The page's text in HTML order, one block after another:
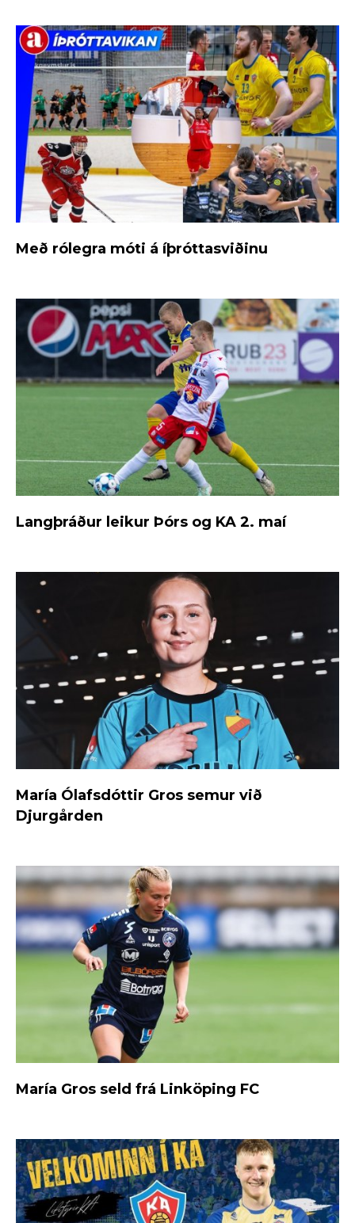
Með rólegra móti á íþróttasviðinu
Langþráður leikur Þórs og KA 2. maí
María Ólafsdóttir Gros semur við
Djurgården
María Gros seld frá Linköping FC